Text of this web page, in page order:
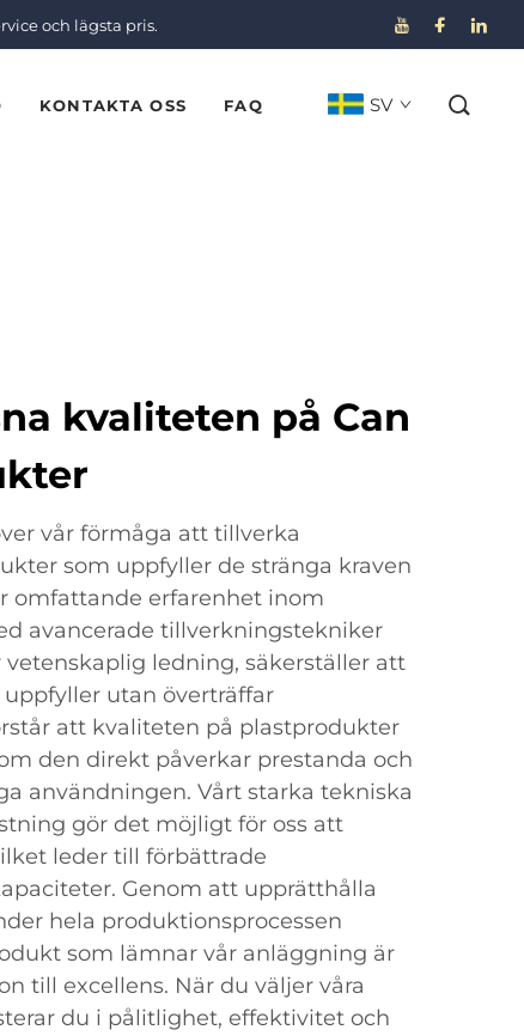
och lägsta pris.
KONTAKTA OSS FAQ SV
kvaliteten på Can
vår förmåga att tillverka
som uppfyller de stränga kraven
omfattande erfarenhet inom
avancerade tillverkningstekniker
ledning, säkerställer att
utan överträffar
att kvaliteten på plastprodukter
den direkt påverkar prestanda och
användningen. Vårt starka tekniska
gör det möjligt för oss att
leder till förbättrade
Genom att upprätthålla
hela produktionsprocessen
som lämnar vår anläggning är
till excellens. När du väljer våra
du i pålitlighet, effektivitet och